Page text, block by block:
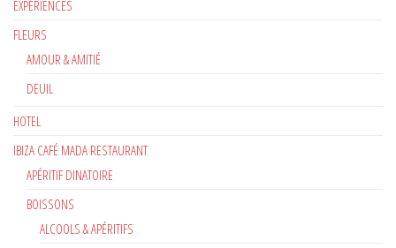
EXPÉRIENCES
FLEURS
AMOUR & AMITIÉ
DEUIL
HOTEL
IBIZA CAFÉ MADA RESTAURANT
APÉRITIF DINATOIRE
BOISSONS
ALCOOLS & APÉRITIFS